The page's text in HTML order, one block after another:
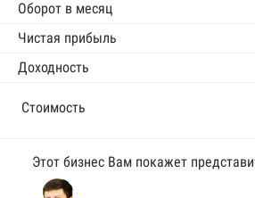
Оборот в месяц
Чистая прибыль
Доходность
Стоимость
Этот бизнес Вам покажет